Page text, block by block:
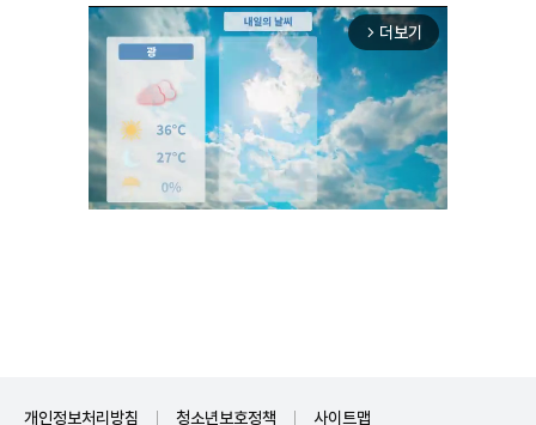
arrow_forward_ios 더보기
개인정보처리방침 청소년보호정책 사이트맵